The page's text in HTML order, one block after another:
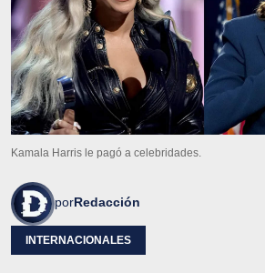
Kamala Harris le pagó a celebridades.
porRedacción
INTERNACIONALES